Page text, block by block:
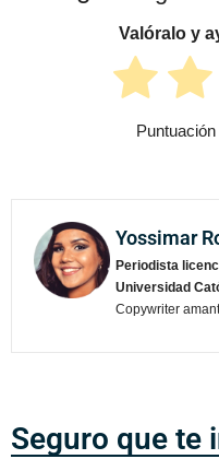
Valóralo y
Yossimar
Periodista
Universidad
Copywriter
Seguro que te